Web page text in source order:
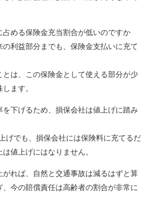
める保険金充当割合が低いのですか
の利益部分までも、保険金支払いに充て
は、この保険金として使える部分が少
ます。
を下げるため、損保会社は値上げに踏み
げでも、損保会社には保険料に充てるだ
値上げにはなりません。
がれば、自然と交通事故は減るはずと算
今の賠償責任は高齢者の割合が非常に